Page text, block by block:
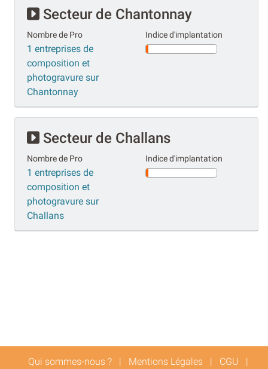
Secteur de Chantonnay
Nombre de Pro
1 entreprises de
composition et
photogravure sur
Chantonnay
Indice d'implantation
Secteur de Challans
Nombre de Pro
1 entreprises de
composition et
photogravure sur
Challans
Indice d'implantation
Qui sommes-nous ? | Mentions Légales | CGU |